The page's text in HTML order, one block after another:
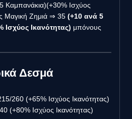
Καμπανάκια)(+30% Ισχύος
Μαγική Ζημιά ⇒ 35 (+10 ανά 5
Ικανότητας) μπόνους
Δεσμά
260 (+65% Ισχύος Ικανότητας)
(+80% Ισχύος Ικανότητας)